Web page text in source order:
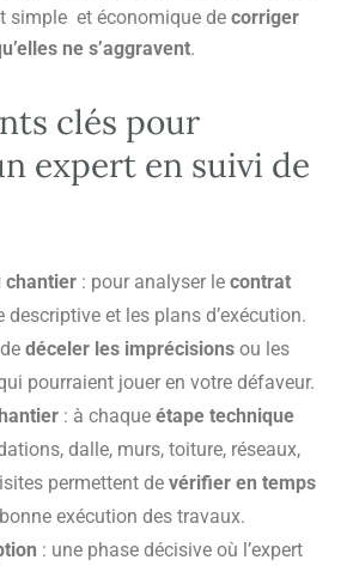
simple et économique de corriger
ne s’aggravent.
clés pour
expert en suivi de
chantier : pour analyser le contrat
descriptive et les plans d’exécution.
déceler les imprécisions ou les
pourraient jouer en votre défaveur.
: à chaque étape technique
dalle, murs, toiture, réseaux,
permettent de vérifier en temps
bonne exécution des travaux.
: une phase décisive où l’expert